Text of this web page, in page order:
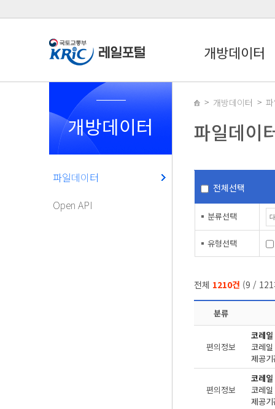
개방데이터
개방데이터
파일데이터
Open API
개방데이터
파일데이
전체선택
분류선택
유형선택
전체 1210건 (9 / 121
분류
편의정보
코레
제공
편의정보
코레
제공